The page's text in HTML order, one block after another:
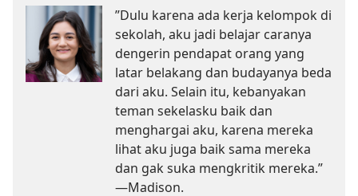
”Dulu karena ada kerja kelompok di
sekolah, aku jadi belajar caranya
dengerin pendapat orang yang
latar belakang dan budayanya beda
dari aku. Selain itu, kebanyakan
teman sekelasku baik dan
menghargai aku, karena mereka
lihat aku juga baik sama mereka
dan gak suka mengkritik mereka.”​
—Madison.